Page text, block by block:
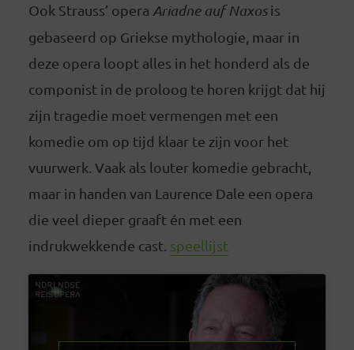
Ook Strauss’ opera Ariadne auf Naxosis
gebaseerd op Griekse mythologie, maar in
deze opera loopt alles in het honderd als de
componist in de proloog te horen krijgt dat hij
zijn tragedie moet vermengen met een
komedie om op tijd klaar te zijn voor het
vuurwerk. Vaak als louter komedie gebracht,
maar in handen van Laurence Dale een opera
die veel dieper graaft én met een
indrukwekkende cast. speellijst